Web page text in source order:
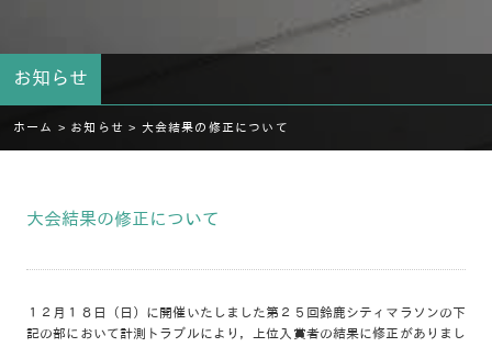
お知らせ
ホーム > お知らせ > 大会結果の修正について
大会結果の修正について
１２月１８日（日）に開催いたしました第２５回鈴鹿シティマラソンの下
記の部において計測トラブルにより，上位入賞者の結果に修正がありまし